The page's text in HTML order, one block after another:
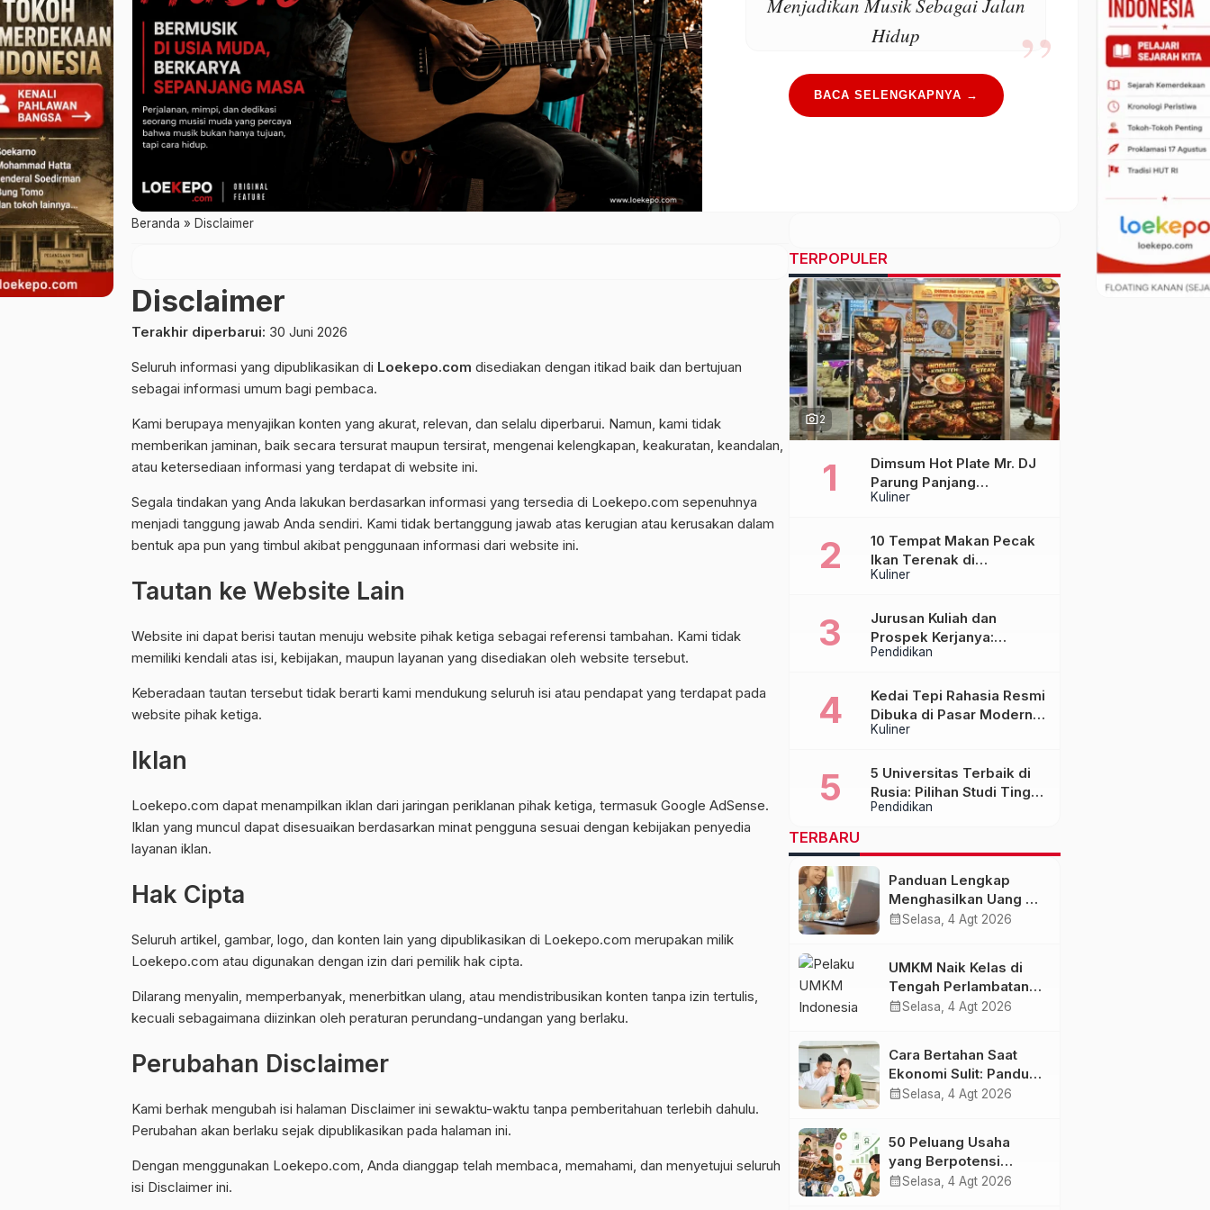
Menjadikan Musik Sebagai Jalan
Hidup
BACA SELENGKAPNYA →
Beranda » Disclaimer
Disclaimer
Terakhir diperbarui: 30 Juni 2026
Seluruh informasi yang dipublikasikan di Loekepo.com disediakan dengan itikad baik dan bertujuan
sebagai informasi umum bagi pembaca.
Kami berupaya menyajikan konten yang akurat, relevan, dan selalu diperbarui. Namun, kami tidak
memberikan jaminan, baik secara tersurat maupun tersirat, mengenai kelengkapan, keakuratan, keandalan,
atau ketersediaan informasi yang terdapat di website ini.
Segala tindakan yang Anda lakukan berdasarkan informasi yang tersedia di Loekepo.com sepenuhnya
menjadi tanggung jawab Anda sendiri. Kami tidak bertanggung jawab atas kerugian atau kerusakan dalam
bentuk apa pun yang timbul akibat penggunaan informasi dari website ini.
Tautan ke Website Lain
Website ini dapat berisi tautan menuju website pihak ketiga sebagai referensi tambahan. Kami tidak
memiliki kendali atas isi, kebijakan, maupun layanan yang disediakan oleh website tersebut.
Keberadaan tautan tersebut tidak berarti kami mendukung seluruh isi atau pendapat yang terdapat pada
website pihak ketiga.
Iklan
Loekepo.com dapat menampilkan iklan dari jaringan periklanan pihak ketiga, termasuk Google AdSense.
Iklan yang muncul dapat disesuaikan berdasarkan minat pengguna sesuai dengan kebijakan penyedia
layanan iklan.
Hak Cipta
Seluruh artikel, gambar, logo, dan konten lain yang dipublikasikan di Loekepo.com merupakan milik
Loekepo.com atau digunakan dengan izin dari pemilik hak cipta.
Dilarang menyalin, memperbanyak, menerbitkan ulang, atau mendistribusikan konten tanpa izin tertulis,
kecuali sebagaimana diizinkan oleh peraturan perundang-undangan yang berlaku.
Perubahan Disclaimer
Kami berhak mengubah isi halaman Disclaimer ini sewaktu-waktu tanpa pemberitahuan terlebih dahulu.
Perubahan akan berlaku sejak dipublikasikan pada halaman ini.
Dengan menggunakan Loekepo.com, Anda dianggap telah membaca, memahami, dan menyetujui seluruh
isi Disclaimer ini.
TERPOPULER
photo_camera2
Kuliner
Dimsum Hot Plate Mr. DJ
Parung Panjang
Luncurkan DJ Steak,
Orisinal di Atas Hot Plate
Kuliner
10 Tempat Makan Pecak
Ikan Terenak di
Tangerang & Jakarta,
Pendidikan
Jurusan Kuliah dan
Prospek Kerjanya:
Panduan Lengkap untuk
Kuliner
Kedai Tepi Rahasia Resmi
Dibuka di Pasar Modern
Sentraland Parung
Sambal Rempah Formula
Tepi Rahasia
Pendidikan
5 Universitas Terbaik di
Rusia: Pilihan Studi Tinggi
dengan Kualitas dan
TERBARU
Panduan Lengkap
Menghasilkan Uang di
Era AI dan Ekonomi
calendar_monthSelasa, 4 Agt 2026
UMKM Naik Kelas di
Tengah Perlambatan
Ekonomi: Strategi
calendar_monthSelasa, 4 Agt 2026
Cara Bertahan Saat
Ekonomi Sulit: Panduan
Mengelola Keuangan,
Penghasilan
calendar_monthSelasa, 4 Agt 2026
50 Peluang Usaha
yang Berpotensi
Berkembang Saat
calendar_monthSelasa, 4 Agt 2026